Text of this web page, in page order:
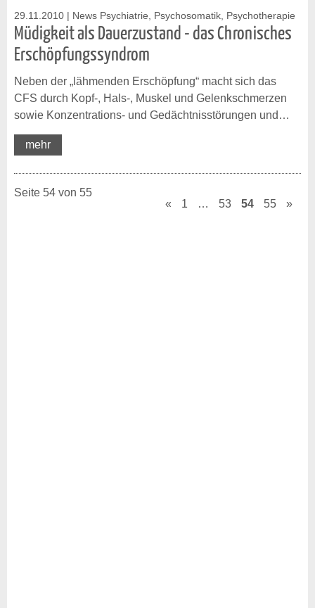
29.11.2010 | News Psychiatrie, Psychosomatik, Psychotherapie
Müdigkeit als Dauerzustand - das Chronisches
Erschöpfungssyndrom
Neben der „lähmenden Erschöpfung“ macht sich das
CFS durch Kopf-, Hals-, Muskel und Gelenkschmerzen
sowie Konzentrations- und Gedächtnisstörungen und…
mehr
Seite 54 von 55
«
1 … 53 54 55 »